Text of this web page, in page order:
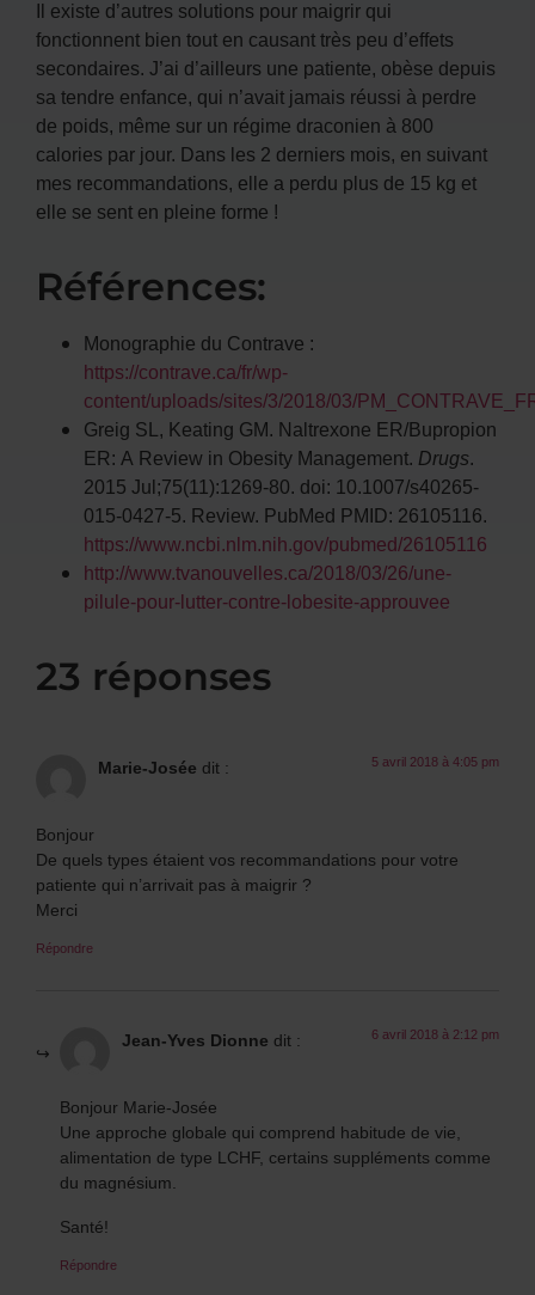
Il existe d’autres solutions pour maigrir qui
fonctionnent bien tout en causant très peu d’effets
secondaires. J’ai d’ailleurs une patiente, obèse depuis
sa tendre enfance, qui n’avait jamais réussi à perdre
de poids, même sur un régime draconien à 800
calories par jour. Dans les 2 derniers mois, en suivant
mes recommandations, elle a perdu plus de 15 kg et
elle se sent en pleine forme !
Références:
Monographie du Contrave :
https://contrave.ca/fr/wp-
content/uploads/sites/3/2018/03/
Greig SL, Keating GM. Naltrexone ER/Bupropion
ER: A Review in Obesity Management. Drugs.
2015 Jul;75(11):1269-80. doi: 10.1007/s40265-
015-0427-5. Review. PubMed PMID: 26105116.
https://www.ncbi.nlm.nih.gov/pubmed/26105116
http://www.tvanouvelles.ca/2018/03/26/une-
pilule-pour-lutter-contre-lobesite-approuvee
23 réponses
Marie-Josée dit : 5 avril 2018 à 4:05 pm
Bonjour
De quels types étaient vos recommandations pour votre
patiente qui n’arrivait pas à maigrir ?
Merci
Répondre
Jean-Yves Dionne dit : 6 avril 2018 à 2:12 pm
Bonjour Marie-Josée
Une approche globale qui comprend habitude de vie,
alimentation de type LCHF, certains suppléments comme
du magnésium.
Santé!
Répondre